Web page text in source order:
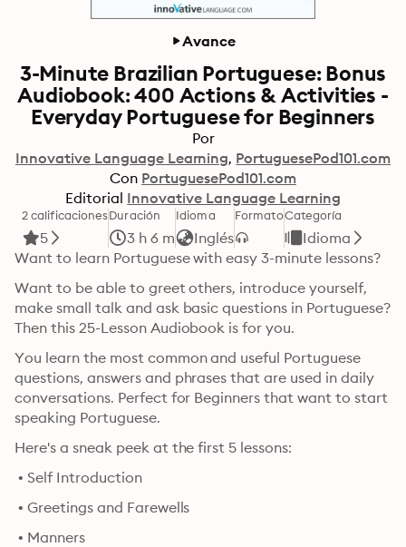
Avance
3-Minute Brazilian Portuguese: Bonus
Audiobook: 400 Actions & Activities -
Everyday Portuguese for Beginners
Por
Innovative Language Learning PortuguesePod101.com
Con PortuguesePod101.com
Editorial Innovative Language Learning
2 calificaciones
5
Duración
3 h 6 m
Idioma
Inglés
FormatoCategoría
Idioma
Want to learn Portuguese with easy 3-minute lessons?
Want to be able to greet others, introduce yourself,
make small talk and ask basic questions in Portuguese?
Then this 25-Lesson Audiobook is for you.
You learn the most common and useful Portuguese
questions, answers and phrases that are used in daily
conversations. Perfect for Beginners that want to start
speaking Portuguese.
Here's a sneak peek at the first 5 lessons:
• Self Introduction
• Greetings and Farewells
• Manners